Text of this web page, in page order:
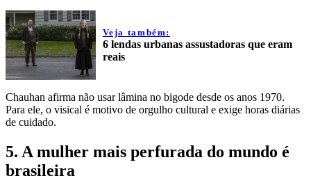
Veja também:
6 lendas urbanas assustadoras que eram
reais
Chauhan afirma não usar lâmina no bigode desde os anos 1970.
Para ele, o visical é motivo de orgulho cultural e exige horas diárias
de cuidado.
5. A mulher mais perfurada do mundo é
brasileira